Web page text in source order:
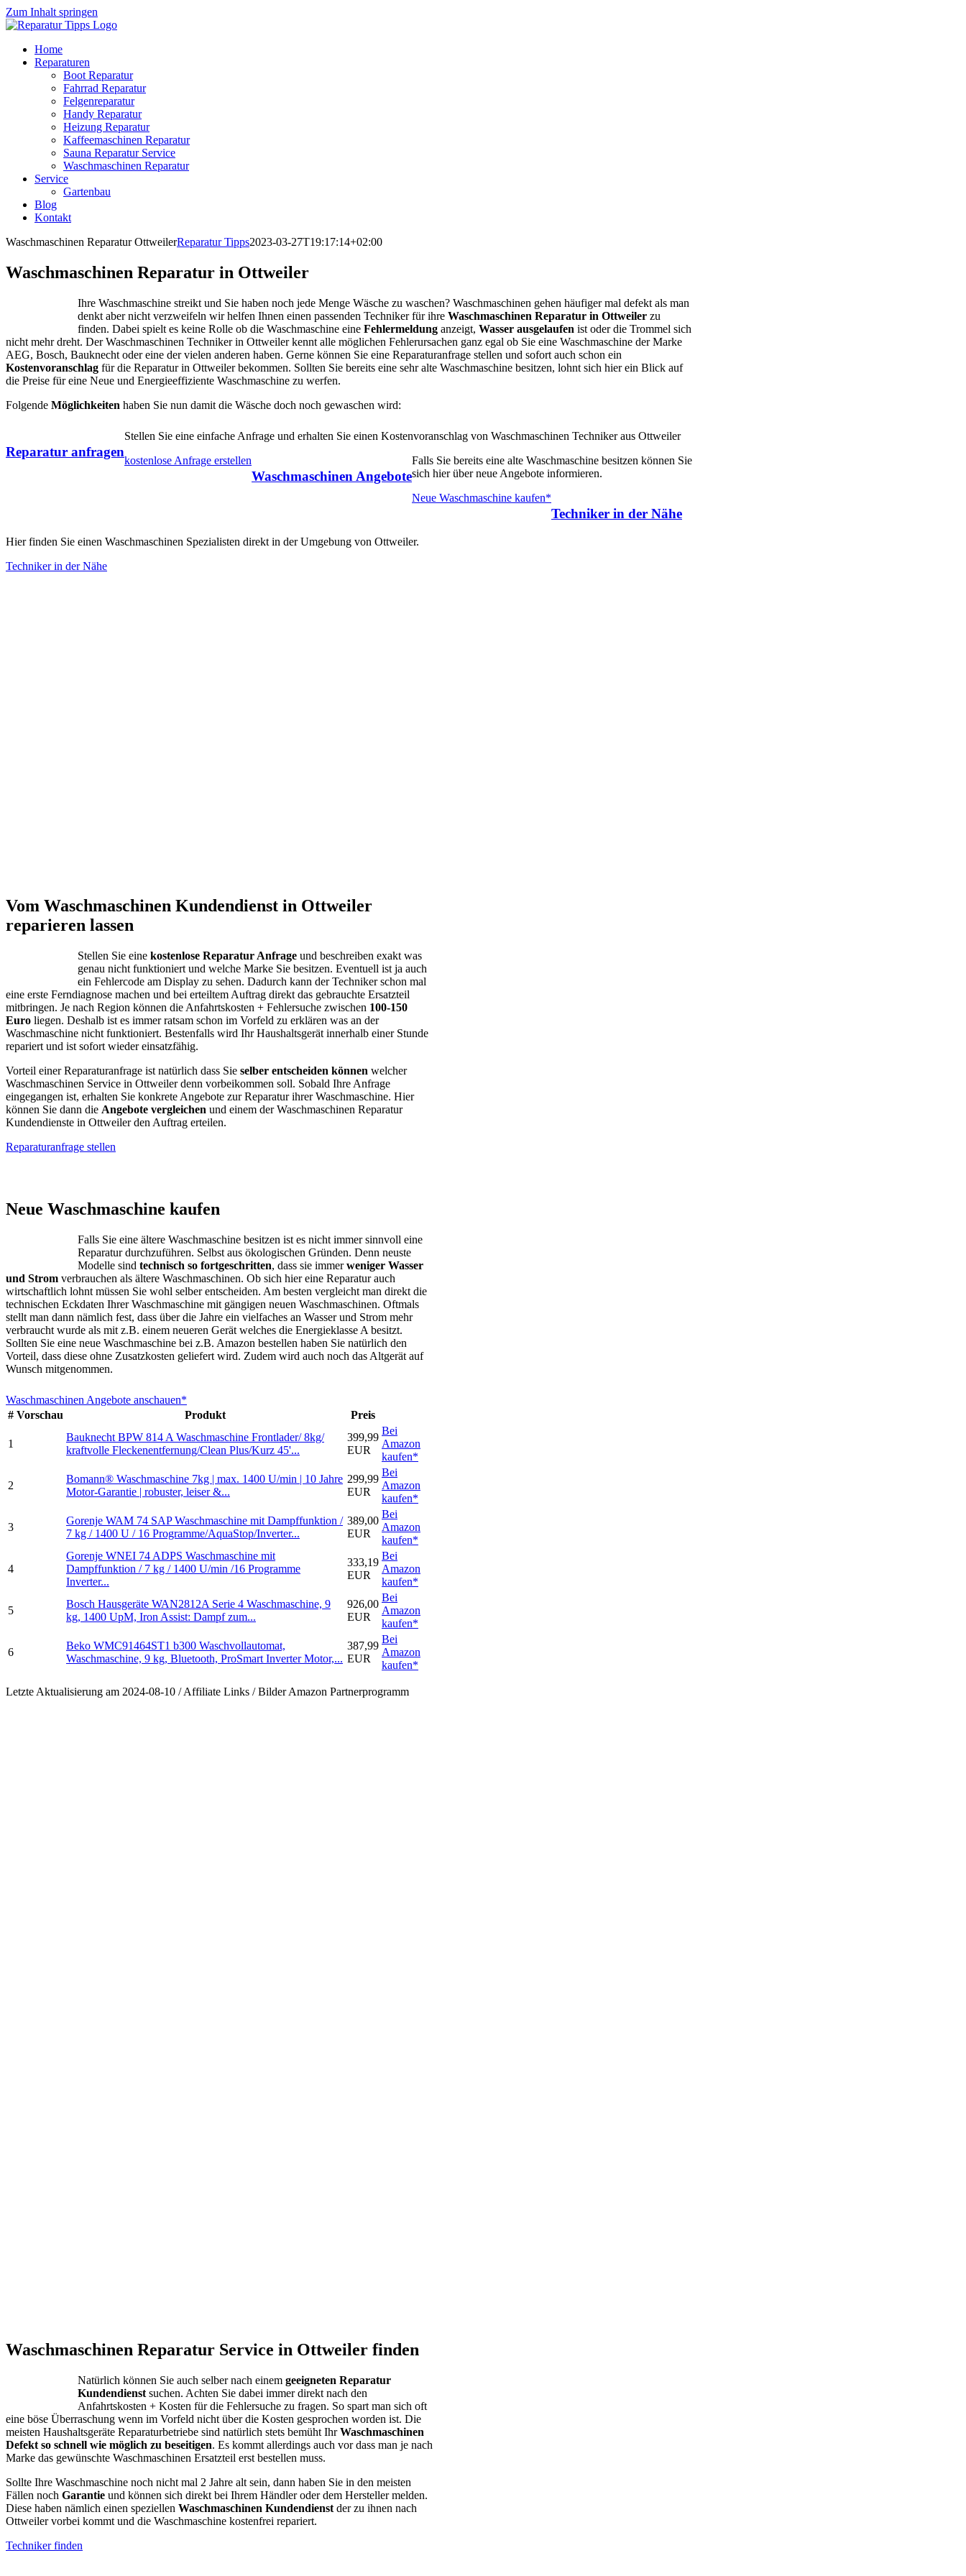
Zum Inhalt springen
Home
Reparaturen
Boot Reparatur
Fahrrad Reparatur
Felgenreparatur
Handy Reparatur
Heizung Reparatur
Kaffeemaschinen Reparatur
Sauna Reparatur Service
Waschmaschinen Reparatur
Service
Gartenbau
Blog
Kontakt
Waschmaschinen Reparatur OttweilerReparatur Tipps2023-03-27T19:17:14+02:00
Waschmaschinen Reparatur in Ottweiler
Ihre Waschmaschine streikt und Sie haben noch jede Menge Wäsche zu waschen? Waschmaschinen gehen häufiger mal defekt als man
denkt aber nicht verzweifeln wir helfen Ihnen einen passenden Techniker für ihre Waschmaschinen Reparatur in Ottweiler zu
finden. Dabei spielt es keine Rolle ob die Waschmaschine eine Fehlermeldung anzeigt, Wasser ausgelaufen ist oder die Trommel sich
nicht mehr dreht. Der Waschmaschinen Techniker in Ottweiler kennt alle möglichen Fehlerursachen ganz egal ob Sie eine Waschmaschine der Marke
AEG, Bosch, Bauknecht oder eine der vielen anderen haben. Gerne können Sie eine Reparaturanfrage stellen und sofort auch schon ein
Kostenvoranschlag für die Reparatur in Ottweiler bekommen. Sollten Sie bereits eine sehr alte Waschmaschine besitzen, lohnt sich hier ein Blick auf
die Preise für eine Neue und Energieeffiziente Waschmaschine zu werfen.
Folgende Möglichkeiten haben Sie nun damit die Wäsche doch noch gewaschen wird:
Reparatur anfragen
Stellen Sie eine einfache Anfrage und erhalten Sie einen Kostenvoranschlag von Waschmaschinen Techniker aus Ottweiler
kostenlose Anfrage erstellen
Waschmaschinen Angebote
Falls Sie bereits eine alte Waschmaschine besitzen können Sie
sich hier über neue Angebote informieren.
Neue Waschmaschine kaufen*
Techniker in der Nähe
Hier finden Sie einen Waschmaschinen Spezialisten direkt in der Umgebung von Ottweiler.
Techniker in der Nähe
Vom Waschmaschinen Kundendienst in Ottweiler
reparieren lassen
Stellen Sie eine kostenlose Reparatur Anfrage und beschreiben exakt was
genau nicht funktioniert und welche Marke Sie besitzen. Eventuell ist ja auch
ein Fehlercode am Display zu sehen. Dadurch kann der Techniker schon mal
eine erste Ferndiagnose machen und bei erteiltem Auftrag direkt das gebrauchte Ersatzteil
mitbringen. Je nach Region können die Anfahrtskosten + Fehlersuche zwischen 100-150
Euro liegen. Deshalb ist es immer ratsam schon im Vorfeld zu erklären was an der
Waschmaschine nicht funktioniert. Bestenfalls wird Ihr Haushaltsgerät innerhalb einer Stunde
repariert und ist sofort wieder einsatzfähig.
Vorteil einer Reparaturanfrage ist natürlich dass Sie selber entscheiden können welcher
Waschmaschinen Service in Ottweiler denn vorbeikommen soll. Sobald Ihre Anfrage
eingegangen ist, erhalten Sie konkrete Angebote zur Reparatur ihrer Waschmaschine. Hier
können Sie dann die Angebote vergleichen und einem der Waschmaschinen Reparatur
Kundendienste in Ottweiler den Auftrag erteilen.
Reparaturanfrage stellen
Neue Waschmaschine kaufen
Falls Sie eine ältere Waschmaschine besitzen ist es nicht immer sinnvoll eine
Reparatur durchzuführen. Selbst aus ökologischen Gründen. Denn neuste
Modelle sind technisch so fortgeschritten, dass sie immerweniger Wasser
und Strom verbrauchen als ältere Waschmaschinen. Ob sich hier eine Reparatur auch
wirtschaftlich lohnt müssen Sie wohl selber entscheiden. Am besten vergleicht man direkt die
technischen Eckdaten Ihrer Waschmaschine mit gängigen neuen Waschmaschinen. Oftmals
stellt man dann nämlich fest, dass über die Jahre ein vielfaches an Wasser und Strom mehr
verbraucht wurde als mit z.B. einem neueren Gerät welches die Energieklasse A besitzt.
Sollten Sie eine neue Waschmaschine bei z.B. Amazon bestellen haben Sie natürlich den
Vorteil, dass diese ohne Zusatzkosten geliefert wird. Zudem wird auch noch das Altgerät auf
Wunsch mitgenommen.
Waschmaschinen Angebote anschauen*
# Vorschau Produkt Preis
1
Bauknecht BPW 814 A Waschmaschine Frontlader/ 8kg/
kraftvolle Fleckenentfernung/Clean Plus/Kurz 45'...
399,99
EUR
Bei
Amazon
kaufen*
2
Bomann® Waschmaschine 7kg | max. 1400 U/min | 10 Jahre
Motor-Garantie | robuster, leiser &...
299,99
EUR
Bei
Amazon
kaufen*
3
Gorenje WAM 74 SAP Waschmaschine mit Dampffunktion /
7 kg / 1400 U / 16 Programme/AquaStop/Inverter...
389,00
EUR
Bei
Amazon
kaufen*
4
Gorenje WNEI 74 ADPS Waschmaschine mit
Dampffunktion / 7 kg / 1400 U/min /16 Programme
Inverter...
333,19
EUR
Bei
Amazon
kaufen*
5
Bosch Hausgeräte WAN2812A Serie 4 Waschmaschine, 9
kg, 1400 UpM, Iron Assist: Dampf zum...
926,00
EUR
Bei
Amazon
kaufen*
6
Beko WMC91464ST1 b300 Waschvollautomat,
Waschmaschine, 9 kg, Bluetooth, ProSmart Inverter Motor,...
387,99
EUR
Bei
Amazon
kaufen*
Letzte Aktualisierung am 2024-08-10 / Affiliate Links / Bilder Amazon Partnerprogramm
Waschmaschinen Reparatur Service in Ottweiler finden
Natürlich können Sie auch selber nach einem geeigneten Reparatur
Kundendienst suchen. Achten Sie dabei immer direkt nach den
Anfahrtskosten + Kosten für die Fehlersuche zu fragen. So spart man sich oft
eine böse Überraschung wenn im Vorfeld nicht über die Kosten gesprochen worden ist. Die
meisten Haushaltsgeräte Reparaturbetriebe sind natürlich stets bemüht IhrWaschmaschinen
Defekt so schnell wie möglich zu beseitigen. Es kommt allerdings auch vor dass man je nach
Marke das gewünschte Waschmaschinen Ersatzteil erst bestellen muss.
Sollte Ihre Waschmaschine noch nicht mal 2 Jahre alt sein, dann haben Sie in den meisten
Fällen noch Garantie und können sich direkt bei Ihrem Händler oder dem Hersteller melden.
Diese haben nämlich einen speziellen Waschmaschinen Kundendienst der zu ihnen nach
Ottweiler vorbei kommt und die Waschmaschine kostenfrei repariert.
Techniker finden